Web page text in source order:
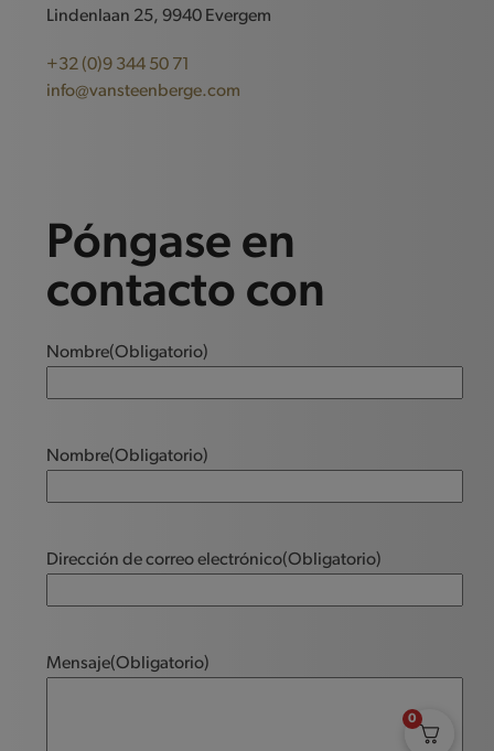
Lindenlaan 25, 9940 Evergem
+32 (0)9 344 50 71
info@vansteenberge.com
Póngase en
contacto con
Nombre(Obligatorio)
Nombre(Obligatorio)
Dirección de correo electrónico(Obligatorio)
Mensaje(Obligatorio)
0